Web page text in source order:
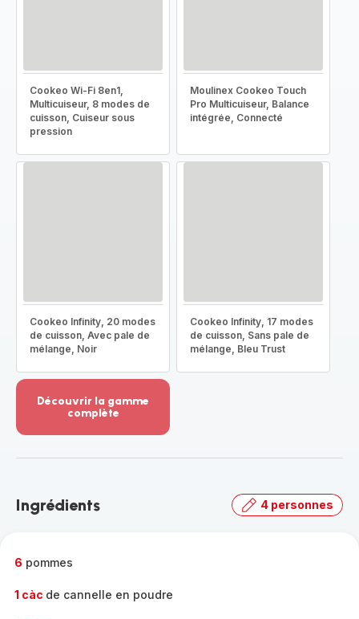
Cookeo Wi-Fi 8en1,
Multicuiseur, 8 modes de
cuisson, Cuiseur sous
pression
Moulinex Cookeo Touch
Pro Multicuiseur, Balance
intégrée, Connecté
Cookeo Infinity, 20 modes
de cuisson, Avec pale de
mélange, Noir
Cookeo Infinity, 17 modes
de cuisson, Sans pale de
mélange, Bleu Trust
Découvrir la gamme
complète
-
gamme
Ingrédients 4 personnes
6 pommes
1 càc de cannelle en poudre